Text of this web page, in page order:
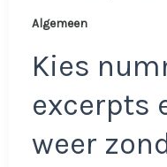
Algemeen
Kies
excerpts
weer